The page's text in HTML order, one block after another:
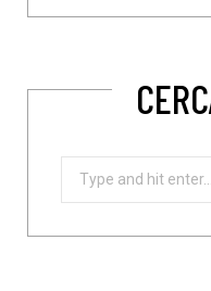
Search